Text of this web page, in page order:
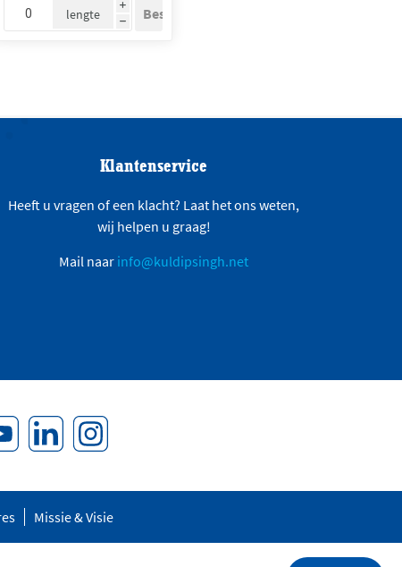
i
h
lengte
Klantenservice
Heeft u vragen of een klacht? Laat het ons weten,
wij helpen u graag!
Mail naar info@kuldipsingh.net
Missie & Visie